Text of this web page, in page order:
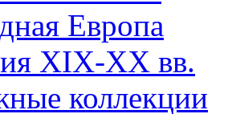
Европа
XIX-XX вв.
коллекции